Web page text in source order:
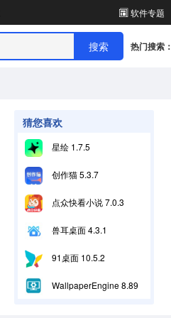
软件专题
热门搜索：
猜您喜欢
星绘 1.7.5
创作猫 5.3.7
点众快看小说 7.0.3
兽耳桌面 4.3.1
91桌面 10.5.2
WallpaperEngine 8.89